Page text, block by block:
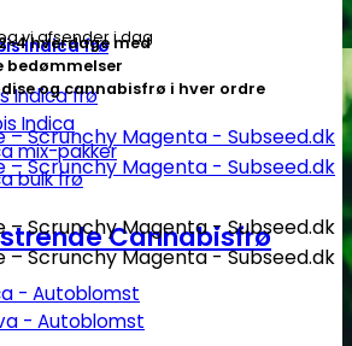
Indica frø
Indica frø
Indica
mix-pakker
bulk frø
Cannabisfrø
- Autoblomst
- Autoblomst
vi afsender i dag
4 hverdage med
bedømmelser
og cannabisfrø i hver ordre